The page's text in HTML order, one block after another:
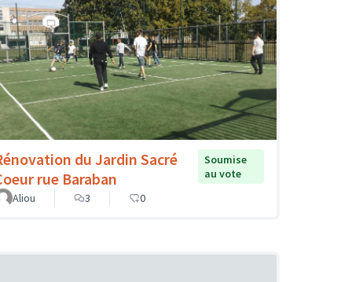
du Jardin Sacré
rue Baraban
Soumise
au vote
Aliou
3 0